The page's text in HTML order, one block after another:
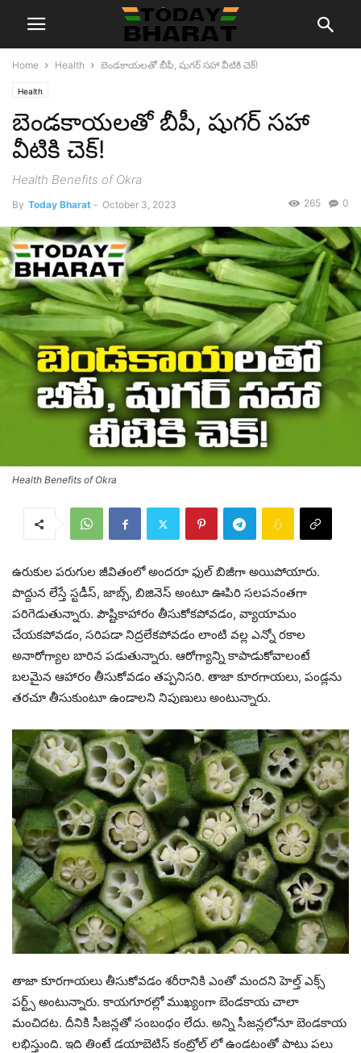
Home Health బెండకాయలతో బీపీ, షుగర్ సహా వీటికి చెక్!
Health
బెండకాయలతో బీపీ, షుగర్ సహా
వీటికి చెక్!
Health Benefits of Okra
By Today Bharat - October 3, 2023 0
265
Health Benefits of Okra
ఉరుకుల పరుగుల జీవితంలో అందరూ ఫుల్ బిజీగా అయిపోయారు.
పొద్దున లేస్తే స్టడీస్, జాబ్స్, బిజినెస్ అంటూ ఊపిరి సలపనంతగా
పరిగెడుతున్నారు. పౌష్టికాహారం తీసుకోకపోవడం, వ్యాయామం
చేయకపోవడం, సరిపడా నిద్రలేకపోవడం లాంటి వల్ల ఎన్నో రకాల
అనారోగ్యాల బారిన పడుతున్నారు. ఆరోగ్యాన్ని కాపాడుకోవాలంటే
బలమైన ఆహారం తీసుకోవడం తప్పనిసరి. తాజా కూరగాయలు, పండ్లను
తరచూ తీసుకుంటూ ఉండాలని నిపుణులు అంటున్నారు.
తాజా కూరగాయలు తీసుకోవడం శరీరానికి ఎంతో మందని హెల్త్ ఎక్స్
పర్ట్స్ అంటున్నారు. కాయగూరల్లో ముఖ్యంగా బెండకాయ చాలా
మంచిదట. దీనికి సీజన్లతో సంబంధం లేదు. అన్ని సీజన్లలోనూ బెండకాయ
లభిస్తుంది. ఇది తింటే డయాబెటిస్ కంట్రోల్ లో ఉండటంతో పాటు పలు